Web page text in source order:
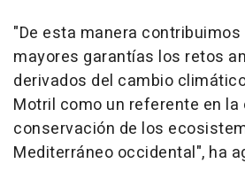
"De esta manera
mayores garantías los retos
derivados del cambio
Motril como un referente en
conservación de los
Mediterráneo occidental", ha